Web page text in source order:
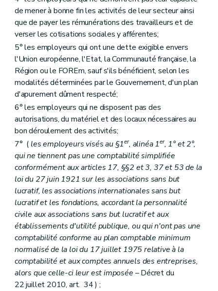
de mener à bonne fin les activités de leur secteur ainsi
que de payer les rémunérations des travailleurs et de
verser les cotisations sociales y afférentes;
5° les employeurs qui ont une dette exigible envers
l'Union européenne, l'Etat, la Communauté française, la
Région ou le FOREm, sauf s'ils bénéficient, selon les
modalités déterminées par le Gouvernement, d'un plan
d'apurement dûment respecté;
6° les employeurs qui ne disposent pas des
autorisations, du matériel et des locaux nécessaires au
bon déroulement des activités;
7° ( les employeurs visés au §1er, alinéa 1er, 1° et 2°,
qui ne tiennent pas une comptabilité simplifiée
conformément aux articles 17, §§2 et 3, 37 et 53 de la
loi du 27 juin 1921 sur les associations sans but
lucratif, les associations internationales sans but
lucratif et les fondations, accordant la personnalité
civile aux associations sans but lucratif et aux
établissements d'utilité publique, ou qui n'ont pas une
comptabilité conforme au plan comptable minimum
normalisé de la loi du 17 juillet 1975 relative à la
comptabilité et aux comptes annuels des entreprises,
alors que celle-ci leur est imposée – Décret du
22 juillet 2010, art. 34 ) ;